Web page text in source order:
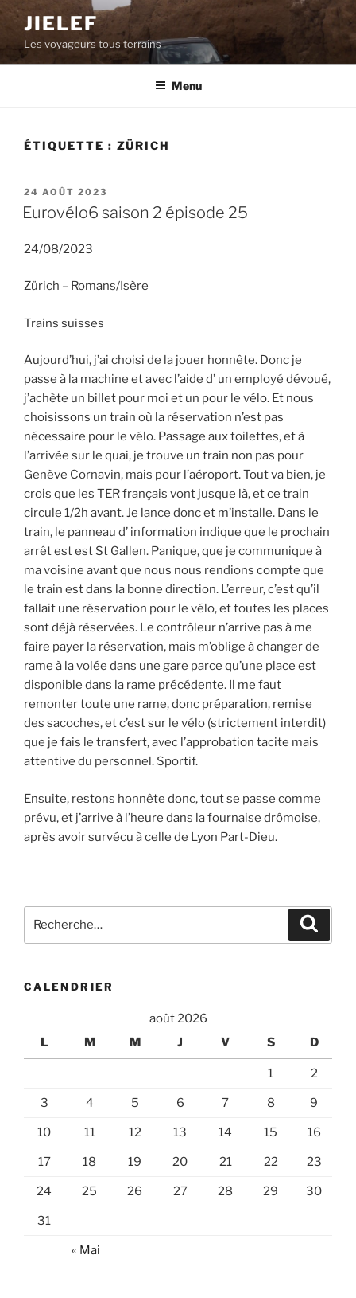
Aller
contenu
principal
JIELEF
Les voyageurs tous terrains
Menu
ÉTIQUETTE : ZÜRICH
PUBLIÉ
LE
24 AOÛT 2023
Eurovélo6 saison 2 épisode 25
24/08/2023
Zürich – Romans/Isère
Trains suisses
Aujourd’hui, j’ai choisi de la jouer honnête. Donc je
passe à la machine et avec l’aide d’ un employé dévoué,
j’achète un billet pour moi et un pour le vélo. Et nous
choisissons un train où la réservation n’est pas
nécessaire pour le vélo. Passage aux toilettes, et à
l’arrivée sur le quai, je trouve un train non pas pour
Genève Cornavin, mais pour l’aéroport. Tout va bien, je
crois que les TER français vont jusque là, et ce train
circule 1/2h avant. Je lance donc et m’installe. Dans le
train, le panneau d’ information indique que le prochain
arrêt est est St Gallen. Panique, que je communique à
ma voisine avant que nous nous rendions compte que
le train est dans la bonne direction. L’erreur, c’est qu’il
fallait une réservation pour le vélo, et toutes les places
sont déjà réservées. Le contrôleur n’arrive pas à me
faire payer la réservation, mais m’oblige à changer de
rame à la volée dans une gare parce qu’une place est
disponible dans la rame précédente. Il me faut
remonter toute une rame, donc préparation, remise
des sacoches, et c’est sur le vélo (strictement interdit)
que je fais le transfert, avec l’approbation tacite mais
attentive du personnel. Sportif.
Ensuite, restons honnête donc, tout se passe comme
prévu, et j’arrive à l’heure dans la fournaise drômoise,
après avoir survécu à celle de Lyon Part-Dieu.
pour
CALENDRIER
août 2026
L
M M J V S D
1 2
3 4 5 6 7 8 9
10 11 12 13 14 15 16
17 18 19 20 21 22 23
24 25 26 27 28 29 30
31
« Mai